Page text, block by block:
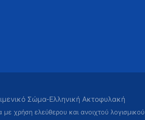
Σώμα-Ελληνική Ακτοφυλακή
με χρήση ελεύθερου και ανοιχτού λογισμικού